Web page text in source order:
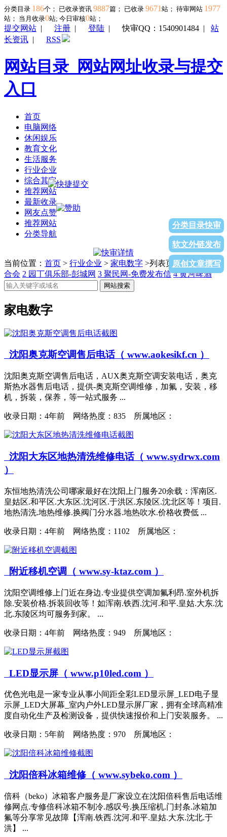
分类目录 186个； 已收录资讯 9887篇； 已收录 9671 站； 待审网站 1977
站； 当月收录0站; 今日审核0站；
提交网站 | 注册 | 登陆 |快审QQ：1540901484 | 站
长资讯 | RSS
网站目录_网站网址收录与提交
入口
首页
电脑网络
休闲娱乐
教育文化
生活服务
行业企业
综合其它
推荐网站
最新收录
网友点赞
推荐网站
分类导航
分类目录快审
软文外链发布
原创文章撰写
当前位置： 首页 > 行业企业 > 家电数字 >列表页面1反传销联
合会 2 园丁俱乐部-彭城网 3 聚民网-免费发布信 4黄河啤酒
网站搜索
家电数字
沈阳奥克斯空调售后电话（ www.aokesikf.cn ）
沈阳奥克斯空调售后电话，AUX奥克斯空调安装电话，奥克
斯热水器售后电话，提供-奥克斯空调维修，加氟，安装，移
机，拆装，保养，等一站式服务 ...
收录日期： 4年前 网络热度：835 所属地区：
沈阳大东区地热清洗维修电话（ www.sydrwx.com
）
东恒地热清洗公司哪家最好在沈阳上门服务20余载：浑南区.
皇姑区.和平区.大东区.沈河区.于洪区.东陵区.沈北区等！项目.
地热清洗.地热维修.换阀门分水器.地热吹水.价格收费低 ...
收录日期： 4年前 网络热度：1102 所属地区：
附近移机空调（ www.sy-ktaz.com ）
沈阳空调维修上门近在身边.专业提供空调加氟利昂.室外机拆
除.安装价格.拆装回收等！如浑南.铁西.沈河.和平.皇姑.大东.沈
北.东陵区均可服务到家。 ...
收录日期： 4年前 网络热度：949 所属地区：
LED显示屏（ www.p10led.com ）
优色光电是一家专业从事小间距全彩LED显示屏_LED电子显
示屏_LED大屏幕_室内户外LED显示屏厂家，拥有全球高精准
度自动化生产及检测设备，提供快速报价和上门安装服务。 ...
收录日期： 5年前 网络热度：970 所属地区：
沈阳倍科冰箱维修（ www.sybeko.com ）
倍科（beko）冰箱客户服务是厂家设立在沈阳倍科售后电话维
修网点.专修倍科冰箱不制冷.感叹号.换压缩机.门封条.冰箱加
氟等分享常见故障【浑南.铁西.沈河.和平.皇姑.大东.沈北.于
洪】 ...